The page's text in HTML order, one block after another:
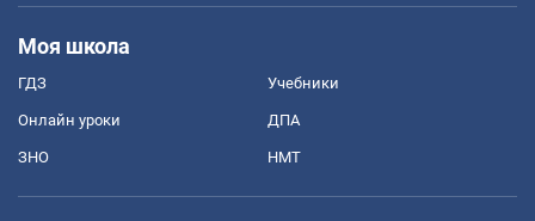
Моя школа
ГДЗ Учебники
Онлайн уроки ДПА
ЗНО НМТ